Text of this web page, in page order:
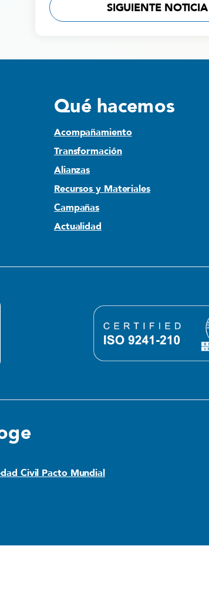
SIGUIENTE NOTICIA
Qué hacemos
Acompañamiento
Transformación
Alianzas
Recursos y Materiales
Campañas
Actualidad
Civil Pacto Mundial